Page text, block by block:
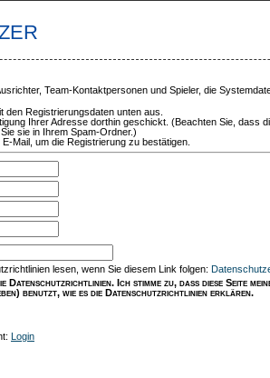
Team-Kontaktpersonen und Spieler, die
den Registrierungsdaten unten aus.
Ihrer Adresse dorthin geschickt. (Beachten Sie, dass
sie in Ihrem Spam-Ordner.)
Mail, um die Registrierung zu bestätigen.
lesen, wenn Sie diesem Link folgen:
Datenschutzrichtlinien. Ich stimme zu, dass diese Seite
benutzt, wie es die Datenschutzrichtlinien erklären.
Login